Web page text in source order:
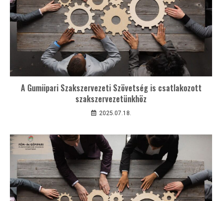
A Gumiipari Szakszervezeti Szövetség is csatlakozott
szakszervezetünkhöz
2025.07.18.